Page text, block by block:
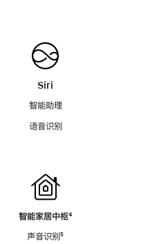
Siri
智能助理
语音识别
智能家居中枢脚
⁴
声音识别脚
⁵